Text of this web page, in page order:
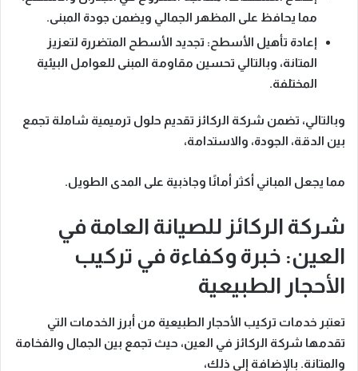
مما يحافظ على المظهر الجمالي ويضمن جودة المبنى.
إعادة تأهيل الأسطح: تجديد الأسطح المتضررة لتعزيز
المتانة، وبالتالي تحسين مقاومة المبنى للعوامل البيئية
المختلفة.
وبالتالي، تضمن شركة الركائز تقديم حلول ترميمية شاملة تجمع
بين الدقة، الجودة، والاستدامة،
مما يجعل المباني أكثر أمانًا وجاذبية على المدى الطويل.
شركة الركائز للصيانة العامة في
العين: خبرة وكفاءة في تركيب
الأحجار الطبيعية
تعتبر خدمات تركيب الأحجار الطبيعية من أبرز الخدمات التي
تقدمها شركة الركائز في العين، حيث تجمع بين الجمال والفخامة
والمتانة. بالإضافة إلى ذلك،